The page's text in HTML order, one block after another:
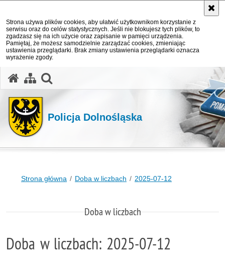
Strona używa plików cookies, aby ułatwić użytkownikom korzystanie z
serwisu oraz do celów statystycznych. Jeśli nie blokujesz tych plików, to
zgadzasz się na ich użycie oraz zapisanie w pamięci urządzenia.
Pamiętaj, że możesz samodzielnie zarządzać cookies, zmieniając
ustawienia przeglądarki. Brak zmiany ustawienia przeglądarki oznacza
wyrażenie zgody.
Policja Dolnośląska
Strona główna Doba w liczbach 2025-07-12
Doba w liczbach
Doba w liczbach: 2025-07-12